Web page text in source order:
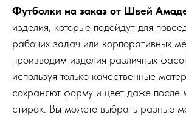
Футболки на заказ от Швей
изделия, которые подойдут для
рабочих задач или корпоративных
производим изделия различных
используя только качественные
сохраняют форму и цвет даже после
стирок. Вы можете выбрать разные